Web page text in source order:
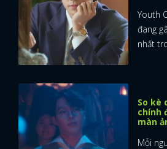
Youth
đang
nhất
So kè
chính
màn
Mỗi